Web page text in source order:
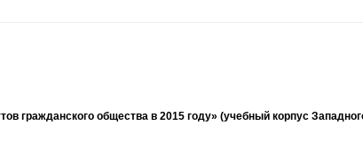
гражданского общества в 2015 году» (учебный корпус